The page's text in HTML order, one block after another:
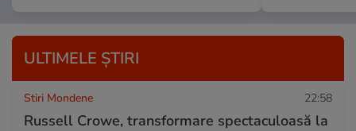
ULTIMELE ȘTIRI
Stiri Mondene 22:58
Russell Crowe, transformare spectaculoasă la